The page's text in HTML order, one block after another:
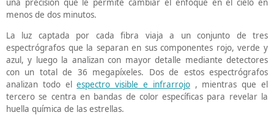
una precisión que le permite cambiar el enfoque en el cielo en
menos de dos minutos.
La luz captada por cada fibra viaja a un conjunto de tres
espectrógrafos que la separan en sus componentes rojo, verde y
azul, y luego la analizan con mayor detalle mediante detectores
con un total de 36 megapíxeles. Dos de estos espectrógrafos
analizan todo elespectro visible e infrarrojo, mientras que el
tercero se centra en bandas de color específicas para revelar la
huella química de las estrellas.